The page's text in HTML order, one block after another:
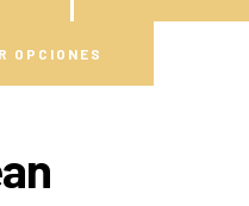
OPCIONES